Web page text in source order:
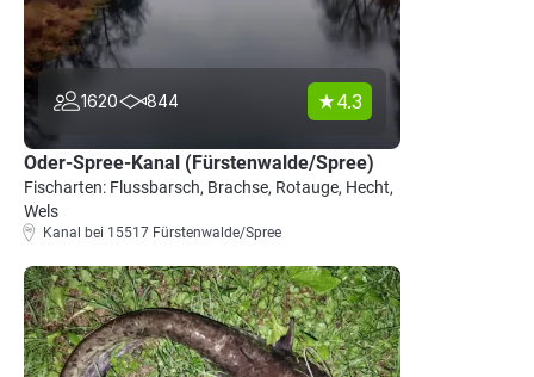
1620 844 4.3
Oder-Spree-Kanal (Fürstenwalde/Spree)
Fischarten: Flussbarsch, Brachse, Rotauge, Hecht,
Wels
Kanal bei 15517 Fürstenwalde/Spree